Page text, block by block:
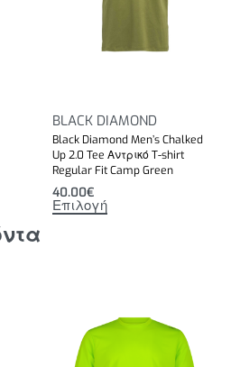
BLACK DIAMOND
Black Diamond Men’s Chalked
Up 2.0 Tee Αντρικό T-shirt
Regular Fit Camp Green
40.00€
Επιλογή